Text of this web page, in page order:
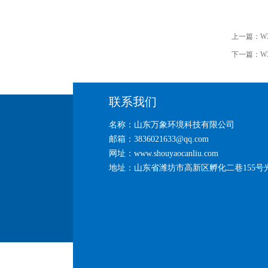
上一篇：
下一篇：
联系我们
名称：山东万象环境科技有限公司
邮箱：3836021633@qq.com
网址：www.shouyaocanliu.com
地址：山东省潍坊市高新区孵化二巷155